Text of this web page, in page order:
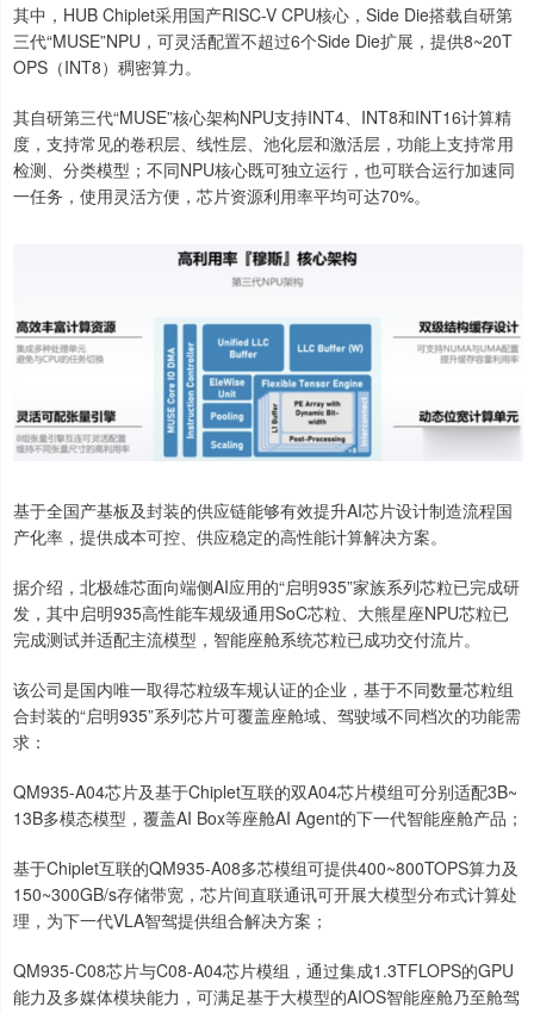
其中，HUB Chiplet采用国产RISC-V CPU核心，Side Die搭载自研第
三代“MUSE”NPU，可灵活配置不超过6个Side Die扩展，提供8~20T
OPS（INT8）稠密算力。
其自研第三代“MUSE”核心架构NPU支持INT4、INT8和INT16计算精
度，支持常见的卷积层、线性层、池化层和激活层，功能上支持常用
检测、分类模型；不同NPU核心既可独立运行，也可联合运行加速同
一任务，使用灵活方便，芯片资源利用率平均可达70%。
基于全国产基板及封装的供应链能够有效提升AI芯片设计制造流程国
产化率，提供成本可控、供应稳定的高性能计算解决方案。
据介绍，北极雄芯面向端侧AI应用的“启明935”家族系列芯粒已完成研
发，其中启明935高性能车规级通用SoC芯粒、大熊星座NPU芯粒已
完成测试并适配主流模型，智能座舱系统芯粒已成功交付流片。
该公司是国内唯一取得芯粒级车规认证的企业，基于不同数量芯粒组
合封装的“启明935”系列芯片可覆盖座舱域、驾驶域不同档次的功能需
求：
QM935-A04芯片及基于Chiplet互联的双A04芯片模组可分别适配3B~
13B多模态模型，覆盖AI Box等座舱AI Agent的下一代智能座舱产品；
基于Chiplet互联的QM935-A08多芯模组可提供400~800TOPS算力及
150~300GB/s存储带宽，芯片间直联通讯可开展大模型分布式计算处
理，为下一代VLA智驾提供组合解决方案；
QM935-C08芯片与C08-A04芯片模组，通过集成1.3TFLOPS的GPU
能力及多媒体模块能力，可满足基于大模型的AIOS智能座舱乃至舱驾